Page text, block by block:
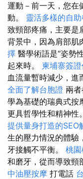
運動－前一天，您在
動。 靈活多樣的自
致頸部疼痛，主要是
背景中，因為肩部肌
擇 醫學術語是“姿勢
起來時。 柬埔寨簽
血流量暫時減少，進
全面了解台胞證 兩
學為基礎的瑞典式按
更具哲學性和精神性
提供量身打造的SEO
生的壓力情況的體驗
牙接觸不平衡。 桃
和磨牙，從而導致頸
中油壓按摩 打電話